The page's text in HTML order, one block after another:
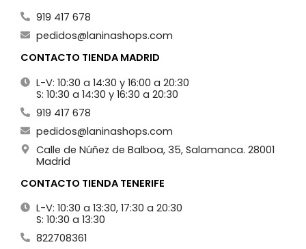
919 417 678
pedidos@laninashops.com
CONTACTO TIENDA MADRID
L-V: 10:30 a 14:30 y 16:00 a 20:30
S: 10:30 a 14:30 y 16:30 a 20:30
919 417 678
pedidos@laninashops.com
Calle de Núñez de Balboa, 35, Salamanca. 28001
Madrid
CONTACTO TIENDA TENERIFE
L-V: 10:30 a 13:30, 17:30 a 20:30
S: 10:30 a 13:30
822708361